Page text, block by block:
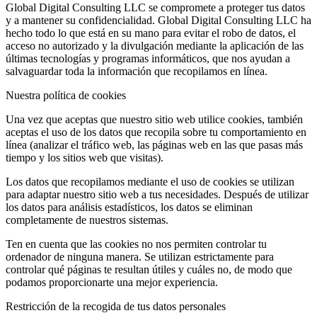
Global Digital Consulting LLC se compromete a proteger tus datos
y a mantener su confidencialidad. Global Digital Consulting LLC ha
hecho todo lo que está en su mano para evitar el robo de datos, el
acceso no autorizado y la divulgación mediante la aplicación de las
últimas tecnologías y programas informáticos, que nos ayudan a
salvaguardar toda la información que recopilamos en línea.
Nuestra política de cookies
Una vez que aceptas que nuestro sitio web utilice cookies, también
aceptas el uso de los datos que recopila sobre tu comportamiento en
línea (analizar el tráfico web, las páginas web en las que pasas más
tiempo y los sitios web que visitas).
Los datos que recopilamos mediante el uso de cookies se utilizan
para adaptar nuestro sitio web a tus necesidades. Después de utilizar
los datos para análisis estadísticos, los datos se eliminan
completamente de nuestros sistemas.
Ten en cuenta que las cookies no nos permiten controlar tu
ordenador de ninguna manera. Se utilizan estrictamente para
controlar qué páginas te resultan útiles y cuáles no, de modo que
podamos proporcionarte una mejor experiencia.
Restricción de la recogida de tus datos personales